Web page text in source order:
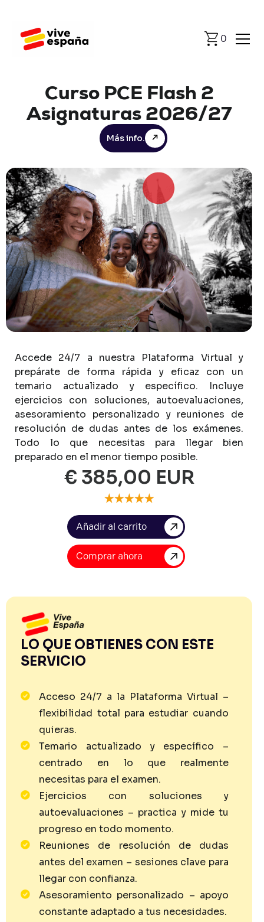
0
Curso PCE Flash 2
Asignaturas 2026/27
Más info.
Accede 24/7 a nuestra Plataforma Virtual y
prepárate
de forma rápida y eficaz con
un
temario
actualizado y específico.
Incluye
ejercicios
con soluciones,
autoevaluaciones,
asesoramiento
personalizado y reuniones
de
resolución de dudas antes de los exámenes.
Todo
lo que necesitas para llegar
bien
preparado en el menortiempo posible.
€ 385,00 EUR
Comprar ahora
LO QUE OBTIENES CON ESTE
SERVICIO
Acceso 24/7 a la Plataforma Virtual –
flexibilidad total para estudiar cuando
quieras.
Temario actualizado y específico –
centrado en lo que realmente
necesitas para el examen.
Ejercicios con soluciones y
autoevaluaciones – practica y mide tu
progreso en todo momento.
Reuniones de resolución de dudas
antes del examen – sesiones clave para
llegar con confianza.
Asesoramiento personalizado – apoyo
constante adaptado a tus necesidades.